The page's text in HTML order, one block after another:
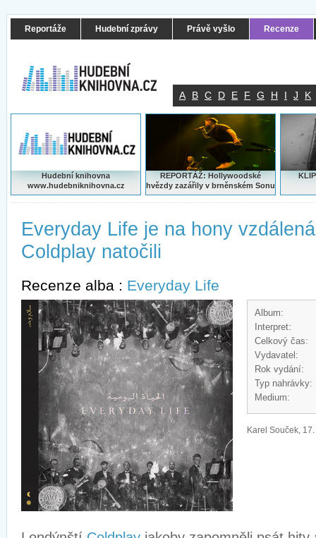
Reportáže Hudební zprávy Právě vyšlo Recenze
A B C D E F G H I J K
Hudební knihovna
www.hudebniknihovna.cz
REPORTÁŽ: Hollywoodské
hvězdy zazářily v brněnském Sonu
Everyday Life je na hony
Coldplay natočili
Recenze alba : Everyday Life
Album:
Interpret:
Celkový čas:
Vydavatel:
Rok vydání:
Typ nahrávky:
Medium:
Karel Souček,